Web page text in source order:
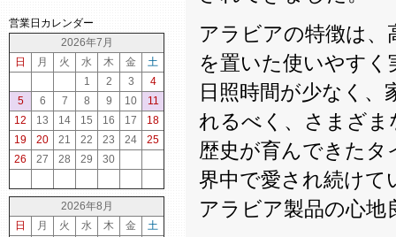
アラビアの特徴は、
を置いた使いやす
日照時間が少なく
れるべく、さまざ
歴史が育んできた
界中で愛され続けて
アラビア製品の心
営業日カレンダー
2026年7月
日
月 火 水 木 金
土
1
2 3
4
5
6 7 8 9 10
11
12
13 14 15 16 17
18
19
20 21 22 23 24
25
26
27 28 29 30
2026年8月
日
月 火 水 木 金
土